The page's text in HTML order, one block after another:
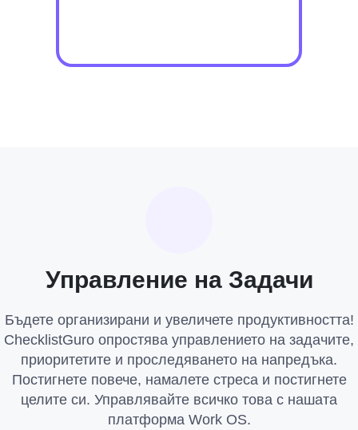
Управление на Задачи
Бъдете организирани и увеличете продуктивността!
ChecklistGuro опростява управлението на задачите,
приоритетите и проследяването на напредъка.
Постигнете повече, намалете стреса и постигнете
целите си. Управлявайте всичко това с нашата
платформа Work OS.